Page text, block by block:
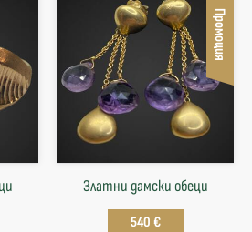
Промоция
Златни дамски обеци
540 €